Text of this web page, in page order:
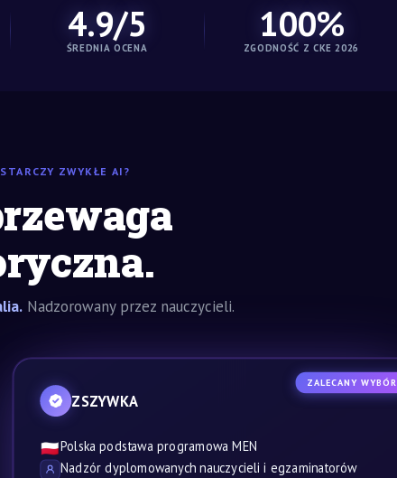
4.9/5
ŚREDNIA OCENA
100%
ZGODNOŚĆ Z CKE 2026
ZWYKŁE AI?
Nadzorowany przez nauczycieli.
ZALECANY WYBÓR
ZSZYWKA
🇵🇱Polska podstawa programowa MEN
Nadzór dyplomowanych nauczycieli i egzaminatorów